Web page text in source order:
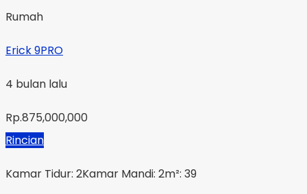
Rumah
Erick 9PRO
4 bulan lalu
Rp.875,000,000
Rincian
Kamar Tidur: 2Kamar Mandi: 2m²: 39